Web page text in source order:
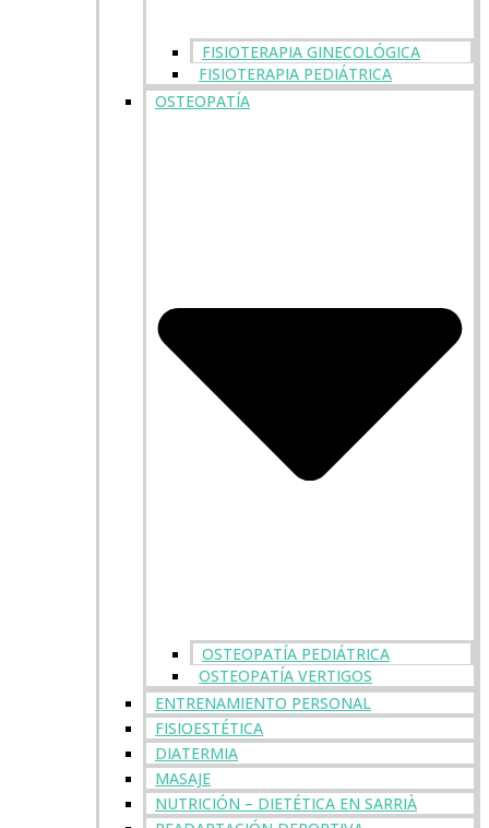
FISIOTERAPIA GINECOLÓGICA
FISIOTERAPIA PEDIÁTRICA
OSTEOPATÍA
OSTEOPATÍA PEDIÁTRICA
OSTEOPATÍA VERTIGOS
ENTRENAMIENTO PERSONAL
FISIOESTÉTICA
DIATERMIA
MASAJE
NUTRICIÓN – DIETÉTICA EN SARRIÀ